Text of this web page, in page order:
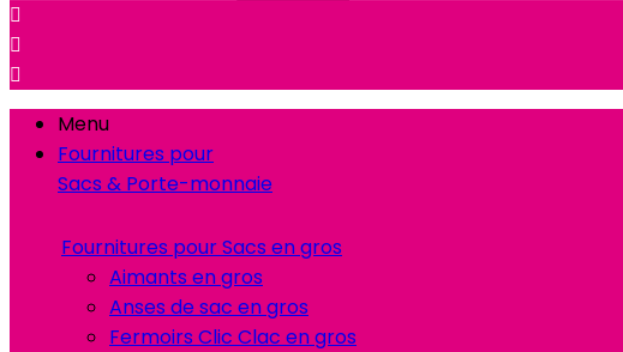



Menu
Fournitures pour
Sacs & Porte-monnaie
Fournitures pour Sacs en gros
Aimants en gros
Anses de sac en gros
Fermoirs Clic Clac en gros